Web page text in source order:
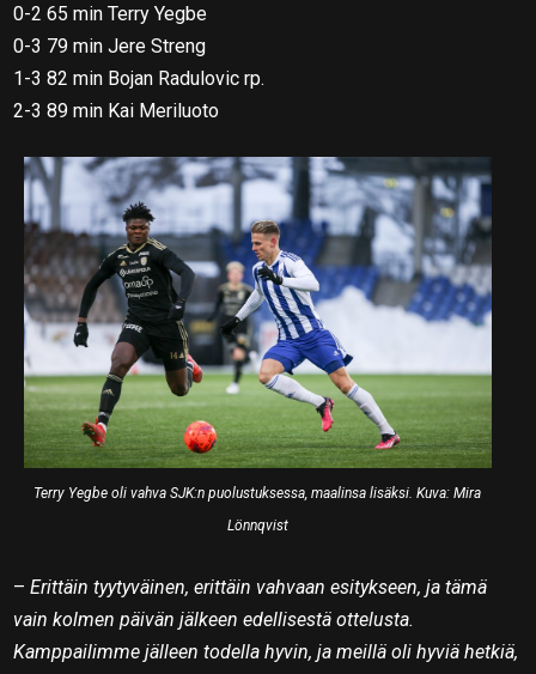
0-2 65 min Terry Yegbe
0-3 79 min Jere Streng
1-3 82 min Bojan Radulovic rp.
2-3 89 min Kai Meriluoto
Terry Yegbe oli vahva SJK:n puolustuksessa, maalinsa lisäksi. Kuva: Mira
Lönnqvist
–Erittäin tyytyväinen, erittäin vahvaan esitykseen, ja tämä
vain kolmen päivän jälkeen edellisestä ottelusta.
Kamppailimme jälleen todella hyvin, ja meillä oli hyviä hetkiä,